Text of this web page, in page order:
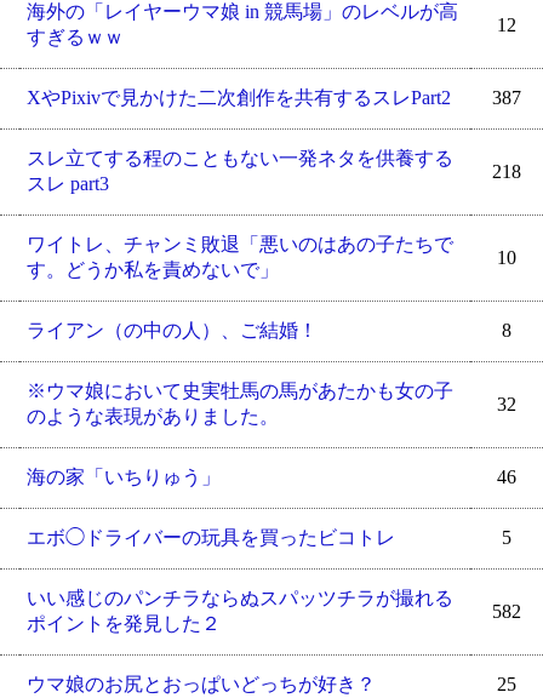
海外の「レイヤーウマ娘 in 競馬場」のレベルが高
すぎるｗｗ
12
XやPixivで見かけた二次創作を共有するスレPart2 387
スレ立てする程のこともない一発ネタを供養する
スレ part3
218
ワイトレ、チャンミ敗退「悪いのはあの子たちで
す。どうか私を責めないで」
10
ライアン（の中の人）、ご結婚！ 8
※ウマ娘において史実牡馬の馬があたかも女の子
のような表現がありました。
32
海の家「いちりゅう」 46
エボ◯ドライバーの玩具を買ったビコトレ 5
いい感じのパンチラならぬスパッツチラが撮れる
ポイントを発見した２
582
ウマ娘のお尻とおっぱいどっちが好き？ 25